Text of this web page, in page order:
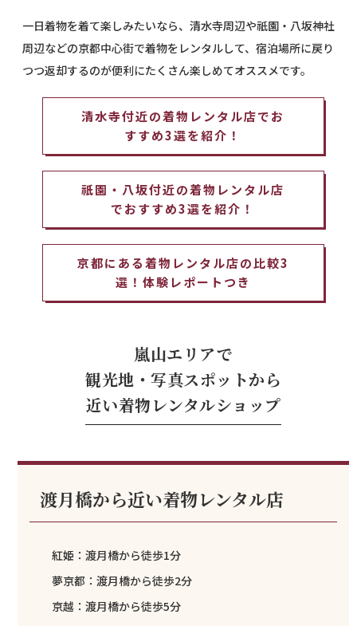
一日着物を着て楽しみたいなら、清水寺周辺や祇園・八坂神社
周辺などの京都中心街で着物をレンタルして、宿泊場所に戻り
つつ返却するのが便利にたくさん楽しめてオススメです。
清水寺付近の着物レンタル店でお
すすめ3選を紹介！
祇園・八坂付近の着物レンタル店
でおすすめ3選を紹介！
京都にある着物レンタル店の比較3
選！体験レポートつき
嵐山エリアで
観光地・写真スポットから
近い着物レンタルショップ
渡月橋から近い着物レンタル店
紅姫：渡月橋から徒歩1分
夢京都：渡月橋から徒歩2分
京越：渡月橋から徒歩5分